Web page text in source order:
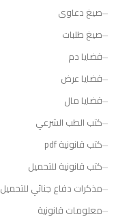
صيغ دعاوى
صيغ طلبات
قضايا دم
قضايا عرض
قضايا مال
كتب الطب الشرعي
كتب قانونية pdf
كتب قانونية للتحميل
مذكرات دفاع جنائي للتحميل
معلومات قانونية